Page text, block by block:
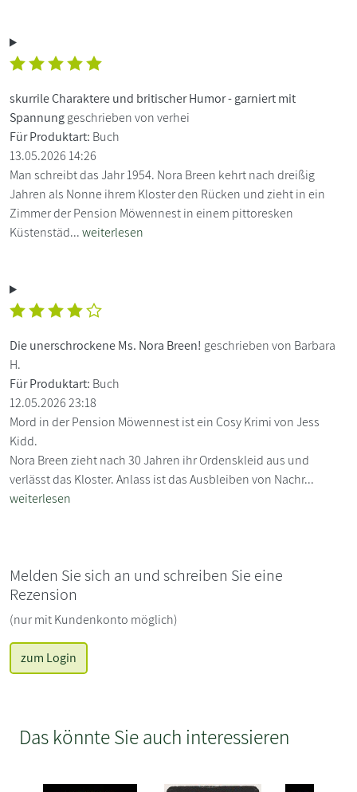
skurrile Charaktere und britischer Humor - garniert mit
Spannunggeschrieben von verhei
Für Produktart: Buch
13.05.2026 14:26
Man schreibt das Jahr 1954. Nora Breen kehrt nach dreißig
Jahren als Nonne ihrem Kloster den Rücken und zieht in ein
Zimmer der Pension Möwennest in einem pittoresken
Küstenstäd...weiterlesen
Die unerschrockene Ms. Nora Breen! geschrieben von Barbara
H.
Für Produktart: Buch
12.05.2026 23:18
Mord in der Pension Möwennest ist ein Cosy Krimi von Jess
Kidd.
Nora Breen zieht nach 30 Jahren ihr Ordenskleid aus und
verlässt das Kloster. Anlass ist das Ausbleiben von Nachr...
weiterlesen
Melden Sie sich an und schreiben Sie eine
Rezension
(nur mit Kundenkonto möglich)
zum Login
Das könnte Sie auch interessieren